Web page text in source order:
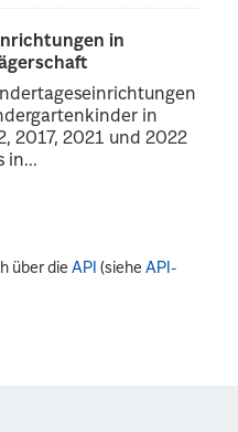
in
in
2017, 2021 und 2022
in...
über dieAPI (sieheAPI-